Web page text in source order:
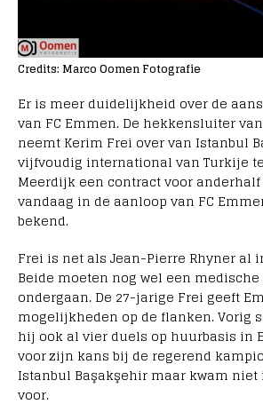
Credits: Marco Oomen Fotografie
Er is meer duidelijkheid over de
van FC Emmen. De hekkensluiter
neemt Kerim Frei over van Istanbul
vijfvoudig international van Turkije
Meerdijk een contract voor anderhalf
vandaag in de aanloop van FC
bekend.
Frei is net als Jean-Pierre Rhyner al
Beide moeten nog wel een
ondergaan. De 27-jarige Frei geeft
mogelijkheden op de flanken. Vorig
hij ook al vier duels op huurbasis in
voor zijn kans bij de regerend
Istanbul Başakşehir maar kwam
voor.